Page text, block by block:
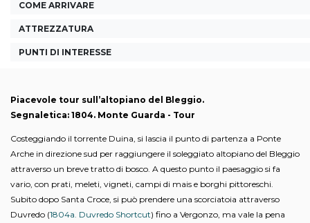
COME ARRIVARE
ATTREZZATURA
PUNTI DI INTERESSE
Piacevole tour sull’altopiano del Bleggio.
Segnaletica: 1804. Monte Guarda - Tour
Costeggiando il torrente Duina, si lascia il punto di partenza a Ponte
Arche in direzione sud per raggiungere il soleggiato altopiano del Bleggio
attraverso un breve tratto di bosco. A questo punto il paesaggio si fa
vario, con prati, meleti, vigneti, campi di mais e borghi pittoreschi.
Subito dopo Santa Croce, si può prendere una scorciatoia attraverso
Duvredo (1804a. Duvredo Shortcut) fino a Vergonzo, ma vale la pena